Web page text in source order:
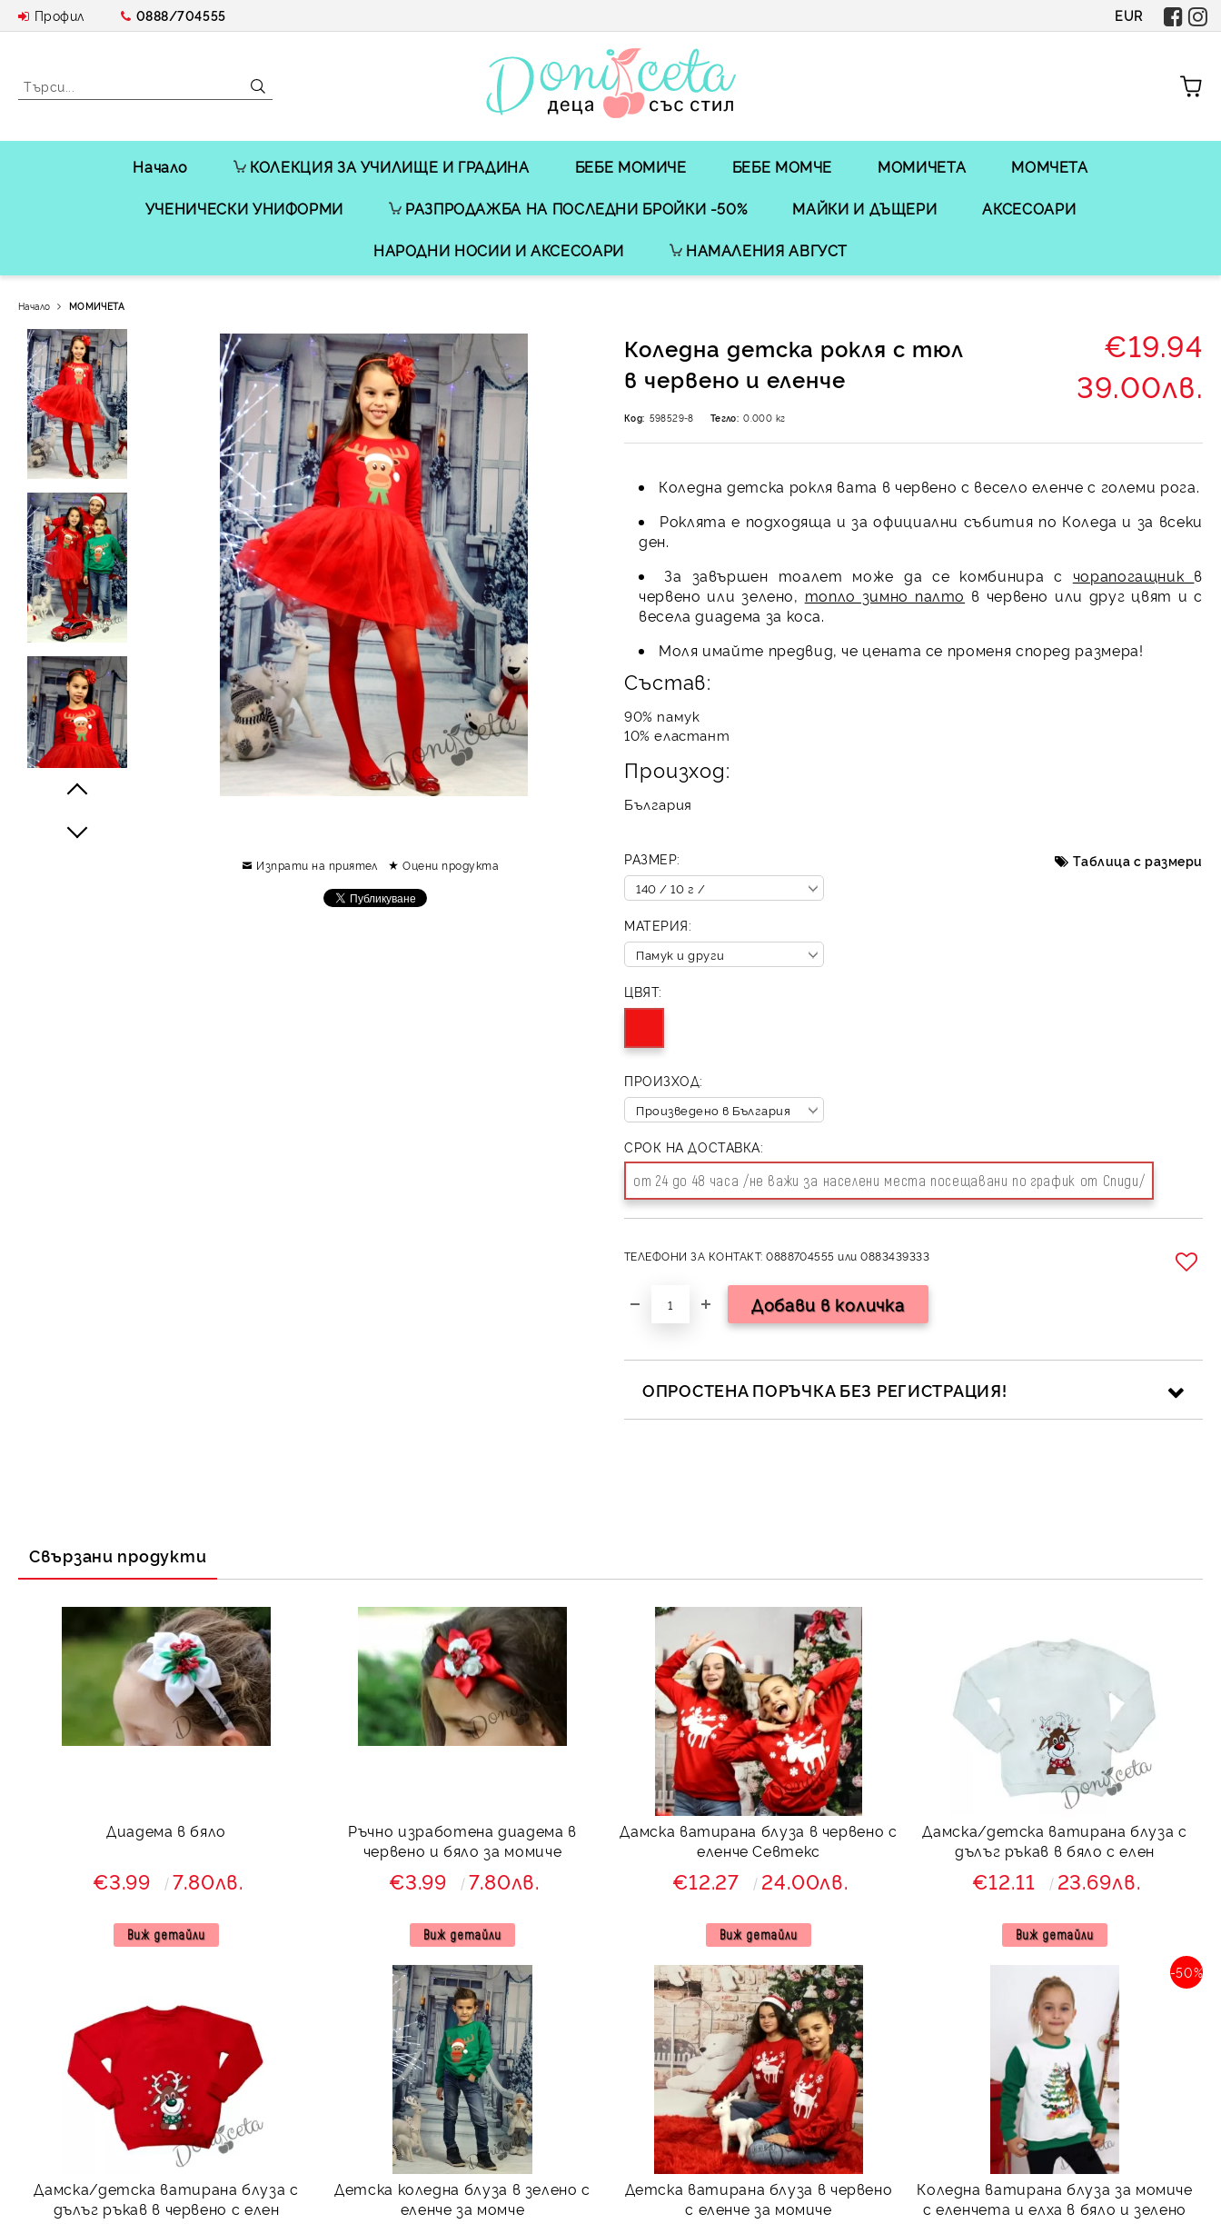
Профил 0888/704555 EUR
Начало КОЛЕКЦИЯ ЗА УЧИЛИЩЕ И ГРАДИНА БЕБЕ МОМИЧЕ БЕБЕ МОМЧЕ МОМИЧЕТА МОМЧЕТА
УЧЕНИЧЕСКИ УНИФОРМИ РАЗПРОДАЖБА НА ПОСЛЕДНИ БРОЙКИ -50% МАЙКИ И ДЪЩЕРИ АКСЕСОАРИ
НАРОДНИ НОСИИ И АКСЕСОАРИ НАМАЛЕНИЯ АВГУСТ
Начало МОМИЧЕТА
Коледна детска рокля с тюл
в червено и еленче
€19.94
39.00лв.
Код: 598529-8 Тегло: 0.000 кг
Коледна детска рокля вата в червено с весело еленче с големи рога.
Роклята е подходяща и за официални събития по Коледа и за всеки
ден.
За завършен тоалет може да се комбинира с чорапогащник в
червено или зелено, топло зимно палто в червено или друг цвят и с
весела диадема за коса.
Моля имайте предвид, че цената се променя според размера!
Състав:
90% памук
10% еластант
Произход:
България
РАЗМЕР: Таблица с размери
МАТЕРИЯ:
ЦВЯТ:
ПРОИЗХОД:
СРОК НА ДОСТАВКА:
от 24 до 48 часа /не важи за населени места посещавани по график от Спиди/
ТЕЛЕФОНИ ЗА КОНТАКТ: 0888704555 или 0883439333
ОПРОСТЕНА ПОРЪЧКА БЕЗ РЕГИСТРАЦИЯ!
Изпрати на приятел Оцени продукта
Свързани продукти
Диадема в бяло
€3.99 7.80лв.
Виж детайли
Ръчно изработена диадема в
червено и бяло за момиче
€3.99 7.80лв.
Виж детайли
Дамска ватирана блуза в червено с
еленче Севтекс
€12.27 24.00лв.
Виж детайли
Дамска/детска ватирана блуза с
дълъг ръкав в бяло с елен
€12.11 23.69лв.
Виж детайли
Дамска/детска ватирана блуза с
дълъг ръкав в червено с елен
Детска коледна блуза в зелено с
еленче за момче
Детска ватирана блуза в червено
с еленче за момиче
Коледна ватирана блуза за момиче
с еленчета и елха в бяло и зелено
-50%